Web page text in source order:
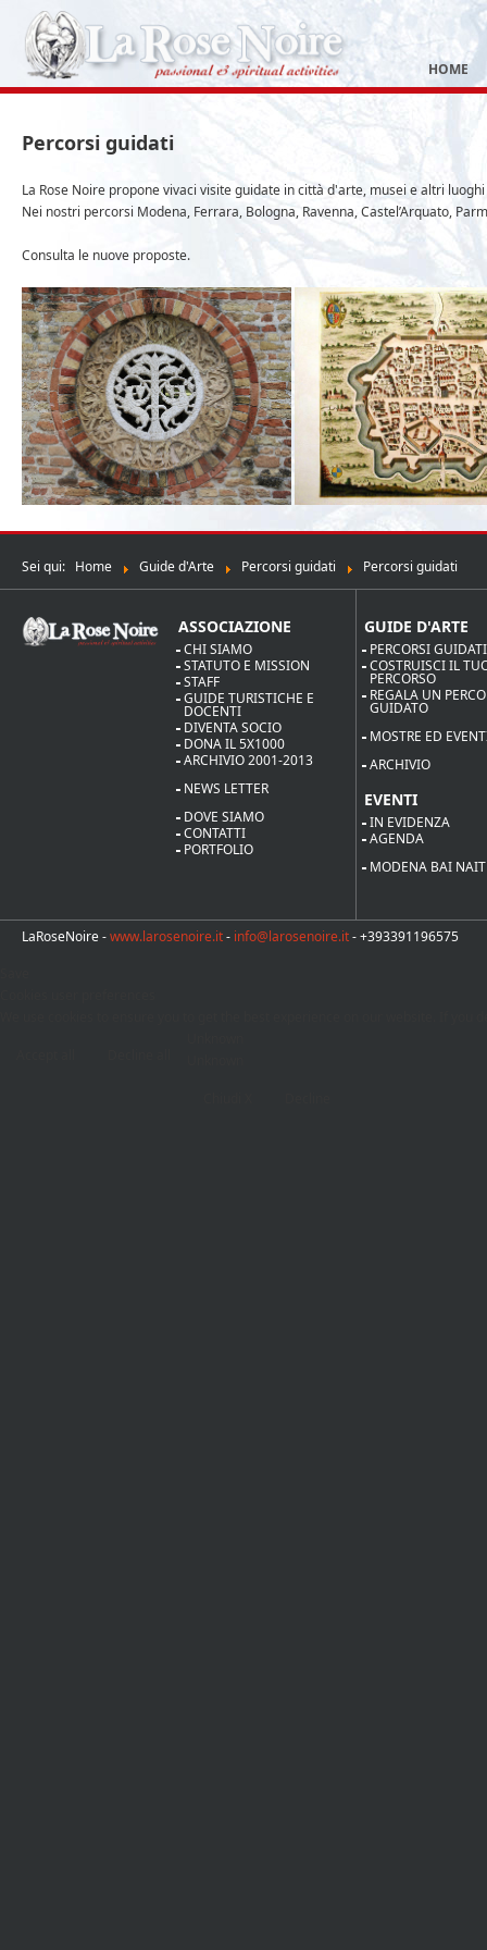
HOME
Percorsi guidati
La Rose Noire propone vivaci visite guidate in città d'arte, musei e altri
Nei nostri percorsi Modena, Ferrara, Bologna, Ravenna, Castel’Arquato,
Consulta le nuove proposte.
Sei qui: Home Guide d'Arte Percorsi guidati Percorsi guidati
ASSOCIAZIONE
CHI SIAMO
STATUTO E MISSION
STAFF
GUIDE TURISTICHE E
DOCENTI
DIVENTA SOCIO
DONA IL 5X1000
ARCHIVIO 2001-2013
NEWS LETTER
DOVE SIAMO
CONTATTI
PORTFOLIO
GUIDE D'ARTE
PERCORSI GUIDATI
COSTRUISCI IL
PERCORSO
REGALA UN
GUIDATO
MOSTRE ED
ARCHIVIO
EVENTI
IN EVIDENZA
AGENDA
MODENA BAI NAIT
LaRoseNoire -www.larosenoire.it- info@larosenoire.it- +393391196575